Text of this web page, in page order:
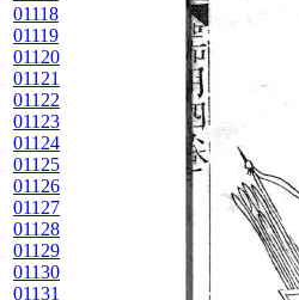
01118
01119
01120
01121
01122
01123
01124
01125
01126
01127
01128
01129
01130
01131